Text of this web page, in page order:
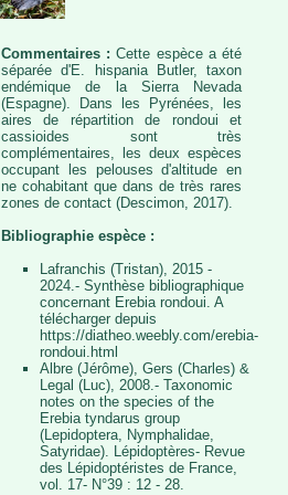
Commentaires :Cette espèce a été
séparée d'E. hispania Butler, taxon
endémique de la Sierra Nevada
(Espagne). Dans les Pyrénées, les
aires de répartition de rondoui et
cassioides sont très
complémentaires, les deux espèces
occupant les pelouses d'altitude en
ne cohabitant que dans de très rares
zones de contact (Descimon, 2017).
Bibliographie espèce :
Lafranchis (Tristan), 2015 -
2024.- Synthèse bibliographique
concernant Erebia rondoui. A
télécharger depuis
https://diatheo.weebly.com/erebia-
rondoui.html
Albre (Jérôme), Gers (Charles) &
Legal (Luc), 2008.- Taxonomic
notes on the species of the
Erebia tyndarus group
(Lepidoptera, Nymphalidae,
Satyridae). Lépidoptères- Revue
des Lépidoptéristes de France,
vol. 17- N°39 : 12 - 28.